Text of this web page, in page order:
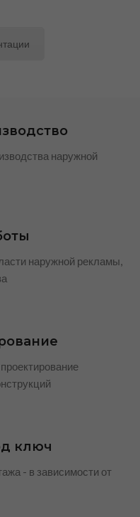
наружной
наружной рекламы,
ключ
- в зависимости от